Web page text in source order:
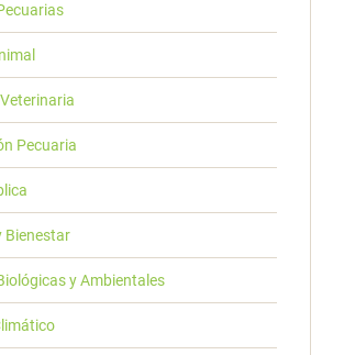
Pecuaria
Bienestar
y Ambientales